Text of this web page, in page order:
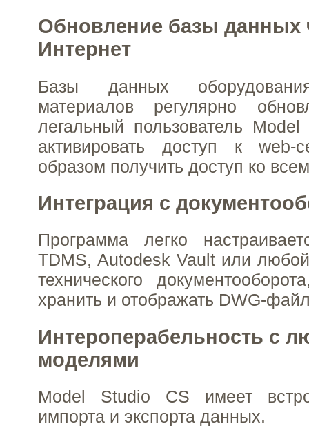
Обновление базы данных
Интернет
Базы данных
материалов регулярно
легальный пользователь
активировать доступ к web-
образом получить доступ ко
Интеграция с
Программа легко
TDMS, Autodesk Vault или
технического
хранить и отображать DWG-
Интероперабельность с
моделями
Model Studio CS имеет
импорта и экспорта данных.